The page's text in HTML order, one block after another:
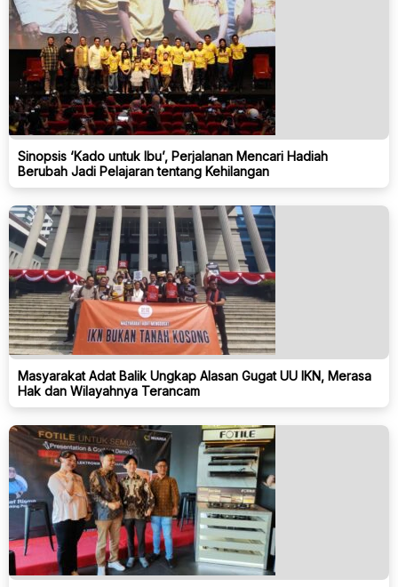
Sinopsis ‘Kado untuk Ibu’, Perjalanan Mencari Hadiah
Berubah Jadi Pelajaran tentang Kehilangan
Masyarakat Adat Balik Ungkap Alasan Gugat UU IKN, Merasa
Hak dan Wilayahnya Terancam